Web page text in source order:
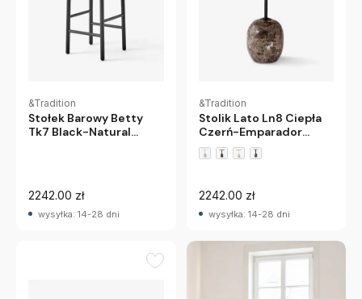
&Tradition
Stołek Barowy Betty
Tk7 Black-Natural
2242.00 zł
wysyłka: 14-28 dni
&Tradition
Stolik Lato Ln8 Ciepła
Czerń-Emparador
Marble Andtradition
2242.00 zł
wysyłka: 14-28 dni